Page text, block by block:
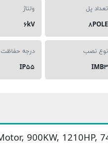
تعداد پل
۸POLE
ولتاژ
۶kV
نوع نصب
IMB۳
درجه حفاظت
IP۵۵
900KW, 1210HP,